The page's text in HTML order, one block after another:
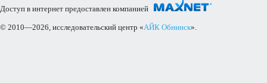
Доступ в интернет предоставлен компанией
© 2010—2026, исследовательский центр «АЙК Обнинск».